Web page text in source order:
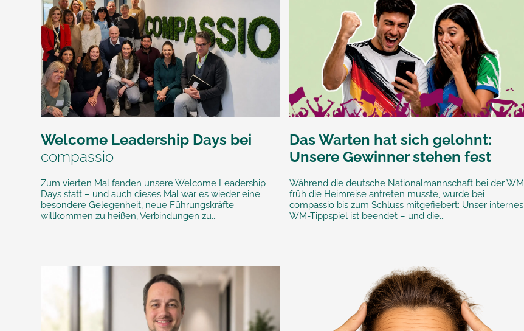
Welcome Leadership Days bei
compassio
Zum vierten Mal fanden unsere Welcome Leadership
Days statt – und auch dieses Mal war es wieder eine
besondere Gelegenheit, neue Führungskräfte
willkommen zu heißen, Verbindungen zu...
Das Warten hat sich gelohnt:
Unsere Gewinner stehen fest
Während die deutsche Nationalmannschaft bei der WM
früh die Heimreise antreten musste, wurde bei
compassio bis zum Schluss mitgefiebert: Unser internes
WM-Tippspiel ist beendet – und die...